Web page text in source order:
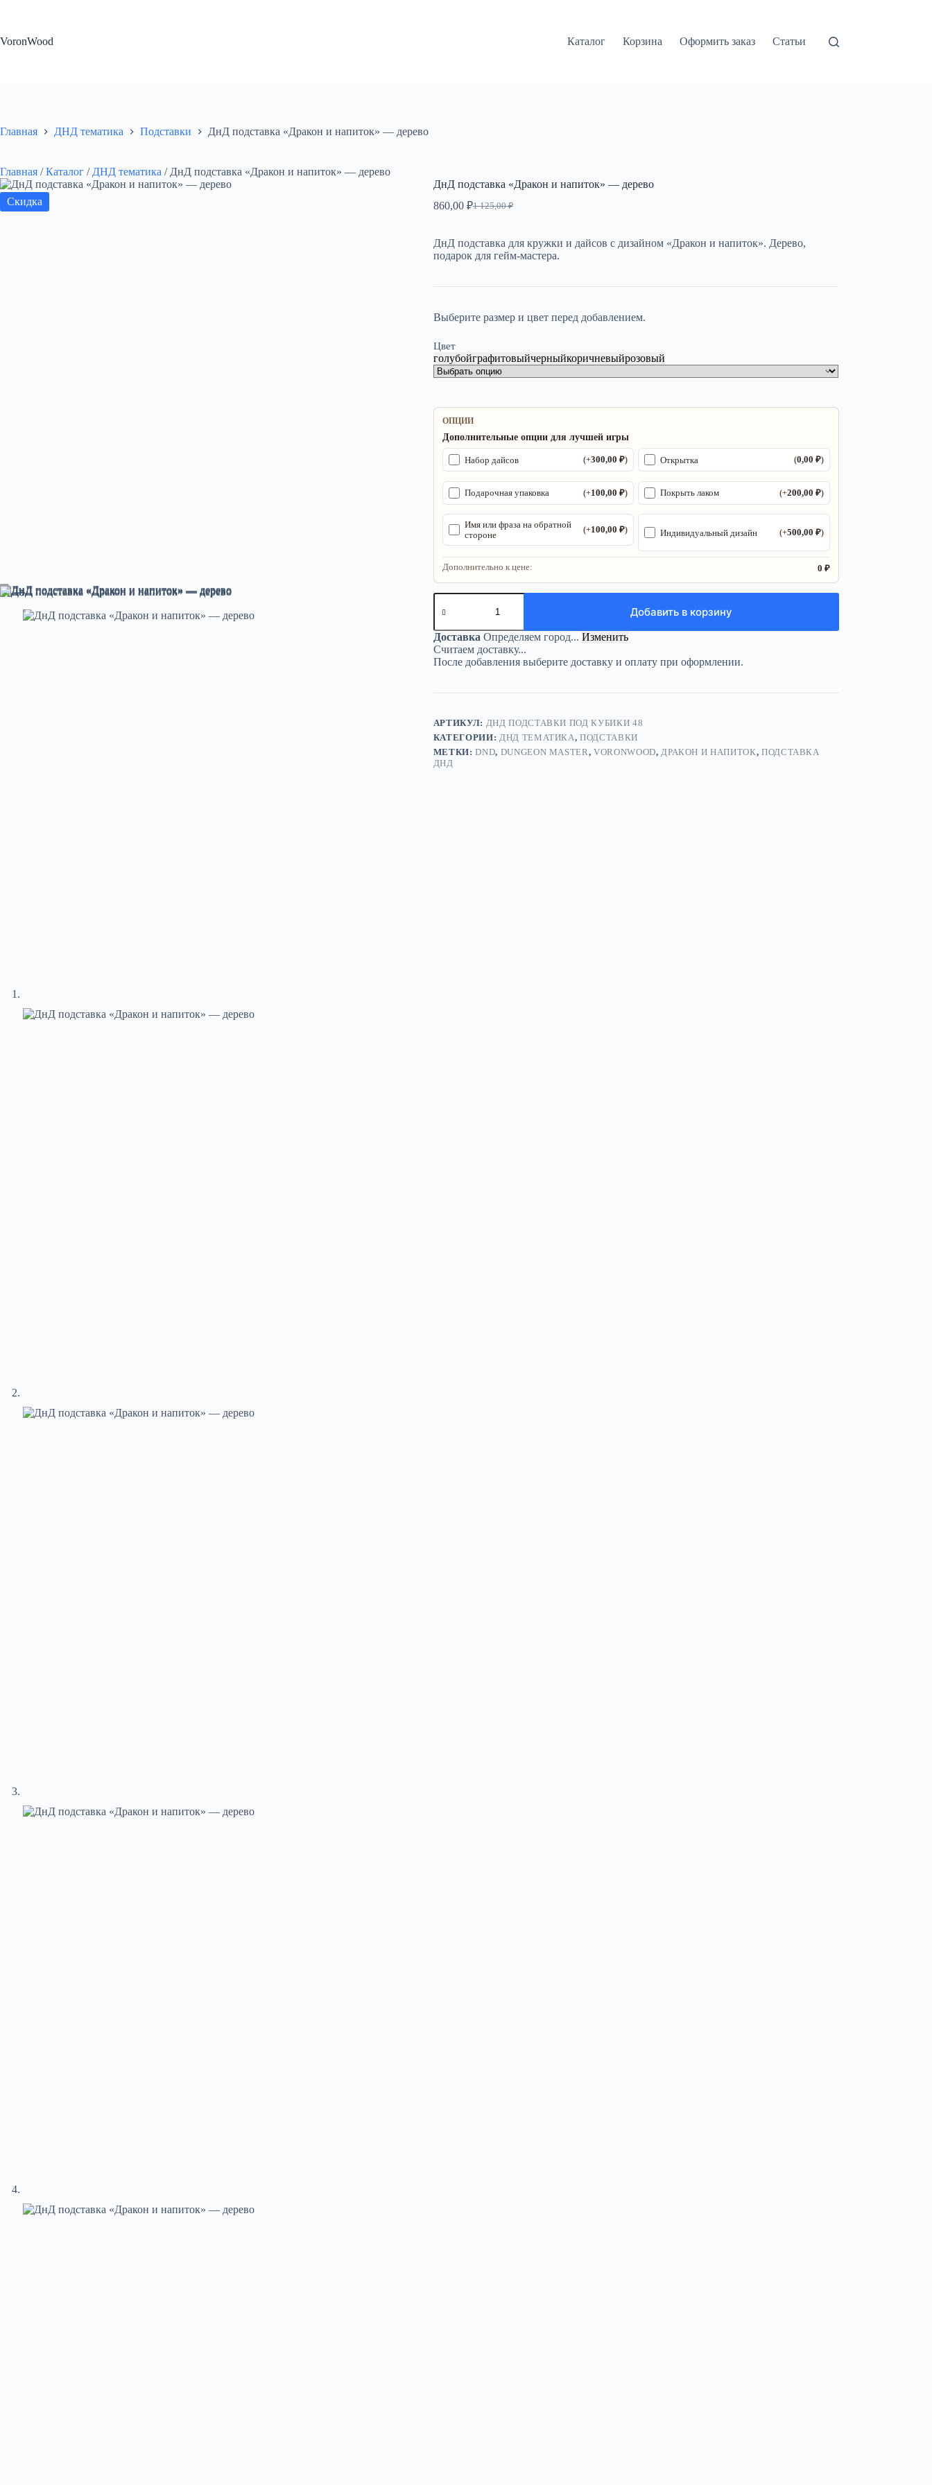
VoronWood
Каталог Корзина Оформить заказ Статьи
Главная ДНД тематика Подставки ДнД подставка «Дракон и напиток» — дерево
Главная / Каталог / ДНД тематика / ДнД подставка «Дракон и напиток» — дерево
Скидка
ДнД подставка «Дракон и напиток» — дерево
1 125,00₽
Первоначальная
1
125,00 ₽.
860,00 ₽Текущая
ДнД подставка для кружки и дайсов с дизайном «Дракон и напиток». Дерево,
подарок для гейм-мастера.
Выберите размер и цвет перед добавлением.
Цвет
голубойграфитовыйчерныйкоричневыйрозовый
ОПЦИИ
Дополнительные опции для лучшей игры
Набор дайсов (+300,00₽) Открытка (0,00 ₽)
Подарочная упаковка (+100,00₽) Покрыть лаком (+200,00 ₽)
Имя или фраза на обратной
стороне
(+100,00₽) Индивидуальный дизайн (+500,00 ₽)
Дополнительно к цене: 0 ₽
Количество
товара
подставка
«Дракон
и
напиток»
дерево
Добавить в корзину
Доставка Определяем город... Изменить
Считаем доставку...
После добавления выберите доставку и оплату при оформлении.
АРТИКУЛ: ДНД ПОДСТАВКИ ПОД КУБИКИ 48
КАТЕГОРИИ: ДНД ТЕМАТИКА,ПОДСТАВКИ
МЕТКИ:DND, DUNGEON MASTER,VORONWOOD, ДРАКОН И НАПИТОК, ПОДСТАВКА
ДНД